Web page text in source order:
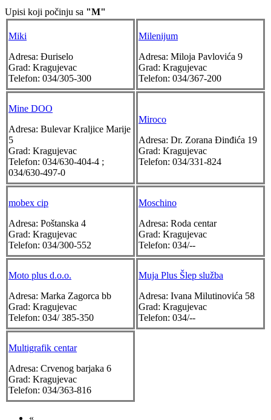
Upisi koji počinju sa "M"
Miki
Adresa: Đuriselo
Grad: Kragujevac
Telefon: 034/305-300
Milenijum
Adresa: Miloja Pavlovića 9
Grad: Kragujevac
Telefon: 034/367-200
Mine DOO
Adresa: Bulevar Kraljice Marije
5
Grad: Kragujevac
Telefon: 034/630-404-4 ;
034/630-497-0
Miroco
Adresa: Dr. Zorana Đinđića 19
Grad: Kragujevac
Telefon: 034/331-824
mobex cip
Adresa: Poštanska 4
Grad: Kragujevac
Telefon: 034/300-552
Moschino
Adresa: Roda centar
Grad: Kragujevac
Telefon: 034/--
Moto plus d.o.o.
Adresa: Marka Zagorca bb
Grad: Kragujevac
Telefon: 034/ 385-350
Muja Plus Šlep služba
Adresa: Ivana Milutinovića 58
Grad: Kragujevac
Telefon: 034/--
Multigrafik centar
Adresa: Crvenog barjaka 6
Grad: Kragujevac
Telefon: 034/363-816
«